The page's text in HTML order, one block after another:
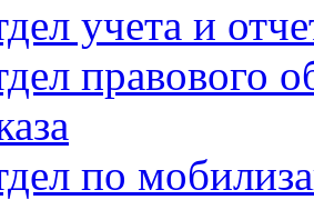
учета и
правового
по